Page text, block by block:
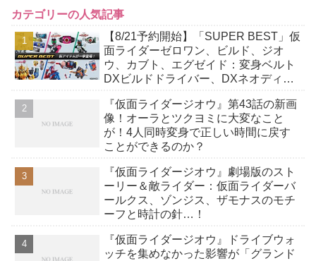
カテゴリーの人気記事
【8/21予約開始】「SUPER BEST」仮
面ライダーゼロワン、ビルド、ジオ
ウ、カブト、エグゼイド：変身ベルト
DXビルドドライバー、DXネオディケ
か12点！
『仮面ライダージオウ』第43話の新画
像！オーラとツクヨミに大変なこと
が！4人同時変身で正しい時間に戻す
ことができるのか？
『仮面ライダージオウ』劇場版のスト
ーリー＆敵ライダー：仮面ライダーバ
ールクス、ゾンジス、ザモナスのモチ
ーフと時計の針…！
『仮面ライダージオウ』ドライブウォ
ッチを集めなかった影響が「グランド